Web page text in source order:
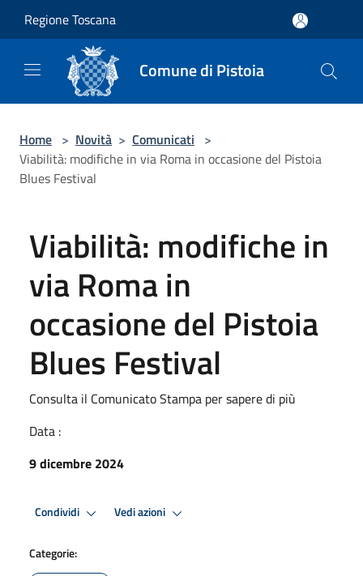
Regione Toscana
Comune di Pistoia
Home > Novità > Comunicati >
Viabilità: modifiche in via Roma in occasione del Pistoia
Blues Festival
Viabilità: modifiche in
via Roma in
occasione del Pistoia
Blues Festival
Consulta il Comunicato Stampa per sapere di più
Data :
9 dicembre 2024
Condividi Vedi azioni
Categorie: